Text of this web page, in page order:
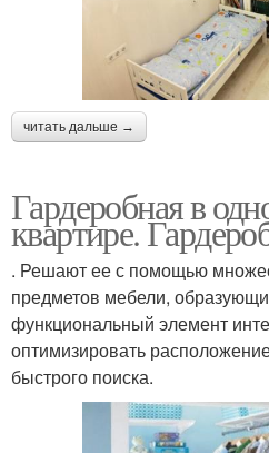
читать дальше →
Гардеробная в
квартире.
. Решают ее с помощью
предметов мебели,
функциональный элемент
оптимизировать
быстрого поиска.